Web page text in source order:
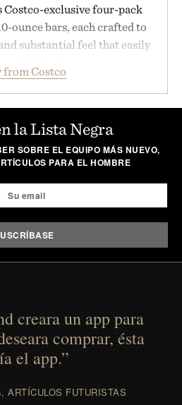
Costco-exclusive four-pack
ounce bars, each crafted to
substantial feel that easily
no-nonsense
it's a practical upgrade that
value in a warehouse-sized
package.
by Duke Cannon.
from Costco
la Lista Negra
SOBRE EL EQUIPO MÁS NUEVO,
PARA EL HOMBRE
creara un app para
comprar, ésta
el app.”
FUTURISTAS